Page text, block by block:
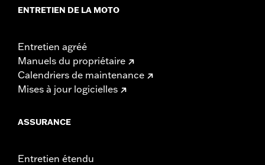
ENTRETIEN DE LA MOTO
Entretien agréé
Manuels du propriétaire
Calendriers de maintenance
Mises à jour logicielles
ASSURANCE
Entretien étendu